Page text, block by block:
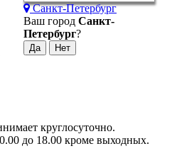
Санкт-Петербург
Ваш город Санкт-
Петербург?
круглосуточно.
до 18.00 кроме выходных.